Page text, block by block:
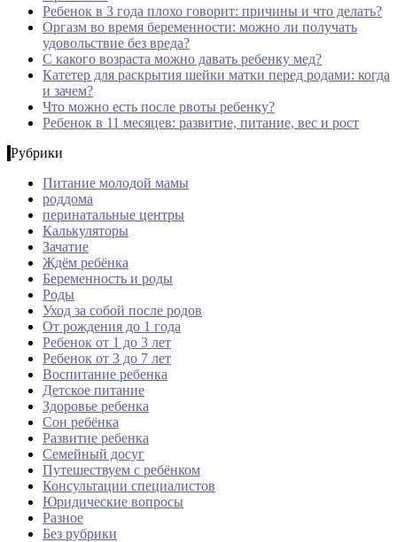
Ребенок в 3 года плохо говорит: причины и что делать?
Оргазм во время беременности: можно ли получать
удовольствие без вреда?
С какого возраста можно давать ребенку мед?
Катетер для раскрытия шейки матки перед родами: когда
и зачем?
Что можно есть после рвоты ребенку?
Ребенок в 11 месяцев: развитие, питание, вес и рост
Рубрики
Питание молодой мамы
роддома
перинатальные центры
Калькуляторы
Зачатие
Ждём ребёнка
Беременность и роды
Роды
Уход за собой после родов
От рождения до 1 года
Ребенок от 1 до 3 лет
Ребенок от 3 до 7 лет
Воспитание ребенка
Детское питание
Здоровье ребенка
Сон ребёнка
Развитие ребенка
Семейный досуг
Путешествуем с ребёнком
Консультации специалистов
Юридические вопросы
Разное
Без рубрики